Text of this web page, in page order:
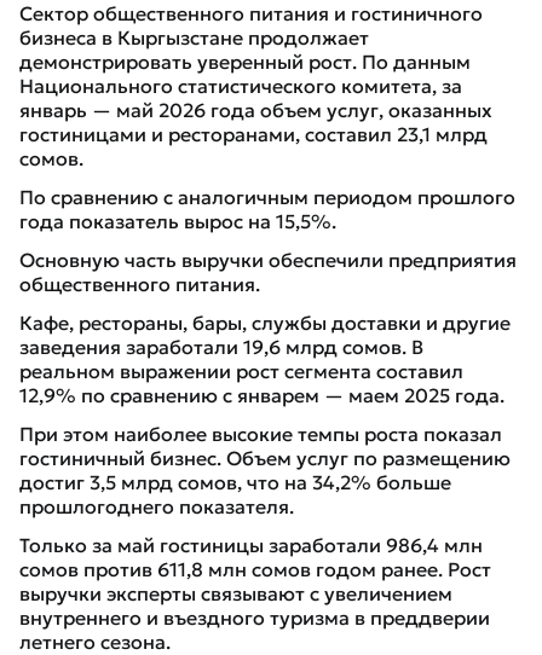
Сектор общественного питания и гостиничного
бизнеса в Кыргызстане продолжает
демонстрировать уверенный рост. По данным
Национального статистического комитета, за
январь — май 2026 года объем услуг, оказанных
гостиницами и ресторанами, составил 23,1 млрд
сомов.
По сравнению с аналогичным периодом прошлого
года показатель вырос на 15,5%.
Основную часть выручки обеспечили предприятия
общественного питания.
Кафе, рестораны, бары, службы доставки и другие
заведения заработали 19,6 млрд сомов. В
реальном выражении рост сегмента составил
12,9% по сравнению с январем — маем 2025 года.
При этом наиболее высокие темпы роста показал
гостиничный бизнес. Объем услуг по размещению
достиг 3,5 млрд сомов, что на 34,2% больше
прошлогоднего показателя.
Только за май гостиницы заработали 986,4 млн
сомов против 611,8 млн сомов годом ранее. Рост
выручки эксперты связывают с увеличением
внутреннего и въездного туризма в преддверии
летнего сезона.